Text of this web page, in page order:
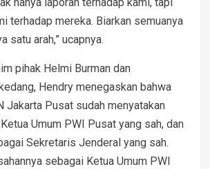
terhadap mereka. Biarkan semuanya
satu arah,” ucapnya.
pihak Helmi Burman dan
Hendry menegaskan bahwa
Jakarta Pusat sudah menyatakan
Umum PWI Pusat yang sah, dan
Sekretaris Jenderal yang sah.
sebagai Ketua Umum PWI